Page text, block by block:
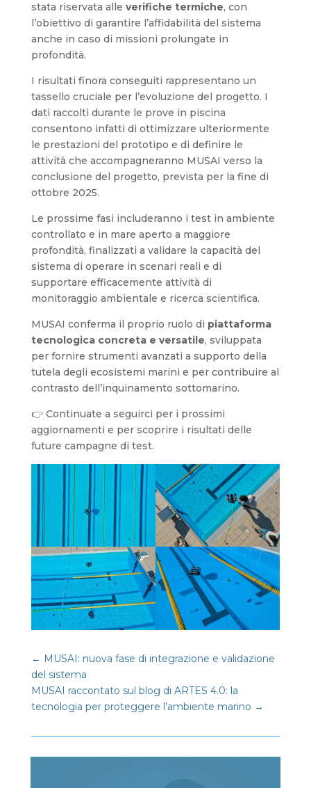
stata riservata alle verifiche termiche, con
l’obiettivo di garantire l’affidabilità del sistema
anche in caso di missioni prolungate in
profondità.
I risultati finora conseguiti rappresentano un
tassello cruciale per l’evoluzione del progetto. I
dati raccolti durante le prove in piscina
consentono infatti di ottimizzare ulteriormente
le prestazioni del prototipo e di definire le
attività che accompagneranno MUSAI verso la
conclusione del progetto, prevista per la fine di
ottobre 2025.
Le prossime fasi includeranno i test in ambiente
controllato e in mare aperto a maggiore
profondità, finalizzati a validare la capacità del
sistema di operare in scenari reali e di
supportare efficacemente attività di
monitoraggio ambientale e ricerca scientifica.
MUSAI conferma il proprio ruolo di piattaforma
tecnologica concreta e versatile, sviluppata
per fornire strumenti avanzati a supporto della
tutela degli ecosistemi marini e per contribuire al
contrasto dell’inquinamento sottomarino.
👉 Continuate a seguirci per i prossimi
aggiornamenti e per scoprire i risultati delle
future campagne di test.
← MUSAI: nuova fase di integrazione e validazione
del sistema
MUSAI raccontato sul blog di ARTES 4.0: la
tecnologia per proteggere l’ambiente marino →